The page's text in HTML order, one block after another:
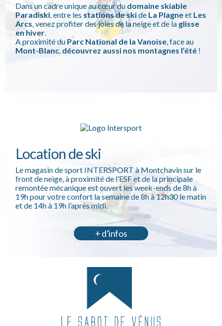
Dans un cadre unique au cœur du domaine skiable
Paradiski , entre les stations de skide La Plagneet Les
Arcs , venez profiter des joies de la neige et de la glisse
en hiver
A proximité du Parc National de la Vanoise , face au
Mont-Blanc découvrez aussi nos montagnes l’été !
Location de ski
Le magasin de sport INTERSPORT à Montchavin sur le
front de neige, à proximité de l’ESF et de la principale
remontée mécanique est ouvert les week-ends de 8h à
19h pour votre confort la semaine de 8h à 12h30 le matin
et de 14h à 19h l’après midi.
+ d’infos